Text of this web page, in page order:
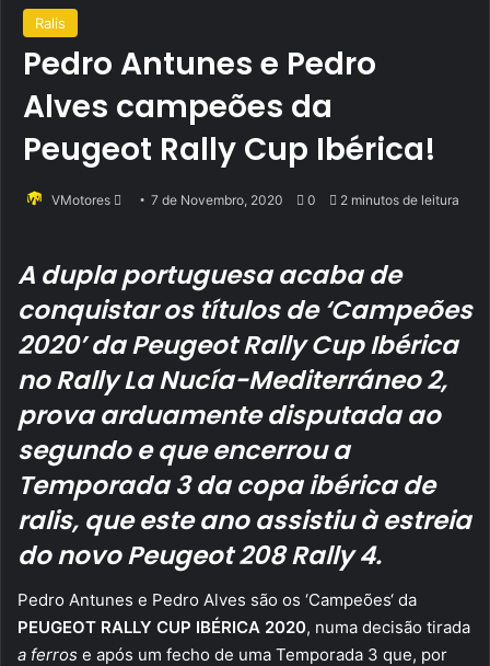
Ralis
Pedro Antunes e Pedro
Alves campeões da
Peugeot Rally Cup Ibérica!
VMotores
Send7 de Novembro, 2020 0 2 minutos de leitura
A dupla portuguesa acaba de
conquistar os títulos de ‘Campeões
2020’ da Peugeot Rally Cup Ibérica
no Rally La Nucía-Mediterráneo 2,
prova arduamente disputada ao
segundo e que encerrou a
Temporada 3 da copa ibérica de
ralis, que este ano assistiu à estreia
do novo Peugeot 208 Rally 4.
Pedro Antunes e Pedro Alves são os ‘Campeões‘ da
PEUGEOT RALLY CUP IBÉRICA 2020, numa decisão tirada
a ferros e após um fecho de uma Temporada 3 que, por